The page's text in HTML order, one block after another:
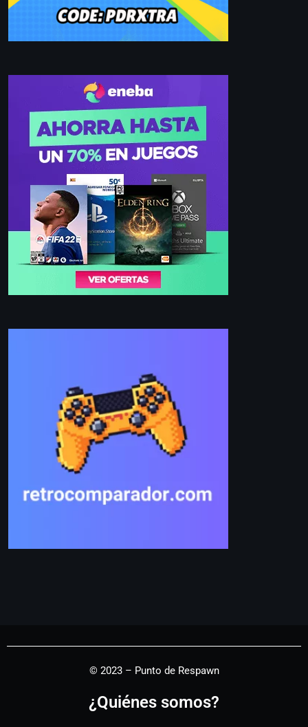
© 2023 – Punto de Respawn
¿Quiénes somos?